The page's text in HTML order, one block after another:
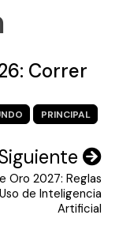
Correr
PRINCIPAL
Oro 2027: Reglas
de Inteligencia
Artificial